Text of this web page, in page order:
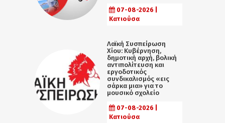
07-08-2026 |
Κατιούσα
Λαϊκή Συσπείρωση
Χίου: Κυβέρνηση,
δημοτική αρχή, βολική
αντιπολίτευση και
εργοδοτικός
συνδικαλισμός «εις
σάρκα μια» για το
μουσικό σχολείο
07-08-2026 |
Κατιούσα